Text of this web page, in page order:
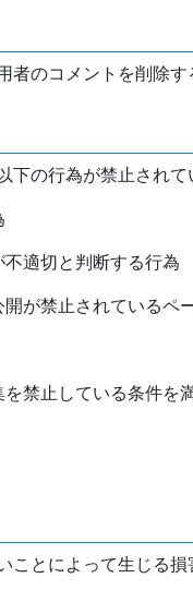
のコメントを削除す
の行為が禁止されて
適切と判断する行為
が禁止されているペ
禁止している条件を
ことによって生じる